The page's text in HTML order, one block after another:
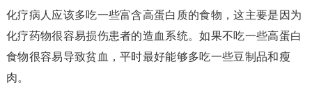
化疗病人应该多吃一些富含高蛋白质的食物，这主要是因为
化疗药物很容易损伤患者的造血系统。如果不吃一些高蛋白
食物很容易导致贫血，平时最好能够多吃一些豆制品和瘦
肉。